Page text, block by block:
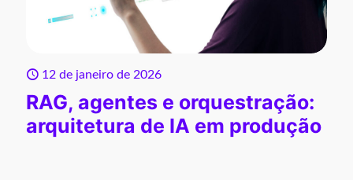
12 de janeiro de 2026
RAG, agentes e orquestração:
arquitetura de IA em produção